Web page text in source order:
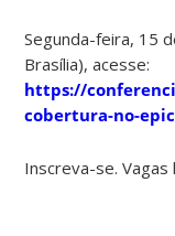
Segunda-feira, 15
Brasília), acesse:
https://
cobertura-no-
Inscreva-se. Vagas